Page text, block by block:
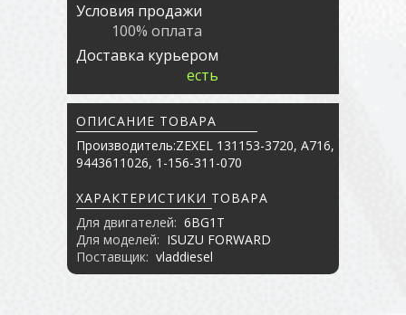
Условия продажи
100% оплата
Доставка курьером
есть
ОПИСАНИЕ ТОВАРА
Производитель:ZEXEL 131153-3720, A716,
9443611026, 1-156-311-070
ХАРАКТЕРИСТИКИ ТОВАРА
Для двигателей: 6BG1T
Для моделей: ISUZU FORWARD
Поставщик: vladdiesel